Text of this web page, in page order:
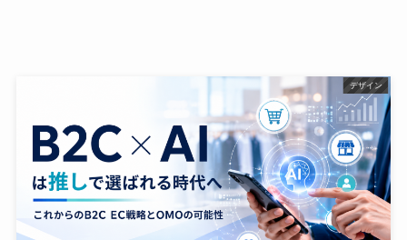
デザイン